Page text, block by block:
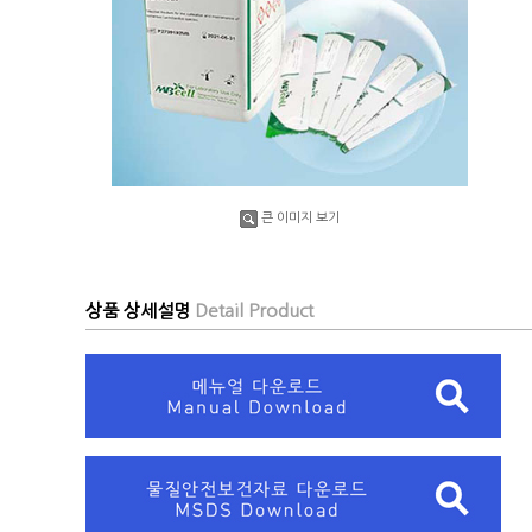
큰 이미지 보기
상품 상세설명 Detail Product